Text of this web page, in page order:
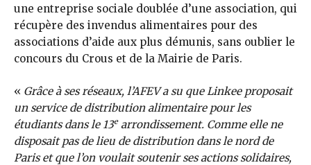
une entreprise sociale doublée d’une association, qui
récupère des invendus alimentaires pour des
associations d’aide aux plus démunis, sans oublier le
concours du Crous et de la Mairie de Paris.
« Grâce à ses réseaux, l’AFEV a su que Linkee proposait
un service de distribution alimentaire pour les
étudiants dans le 13earrondissement. Comme elle ne
disposait pas de lieu de distribution dans le nord de
Paris et que l’on voulait soutenir ses actions solidaires,